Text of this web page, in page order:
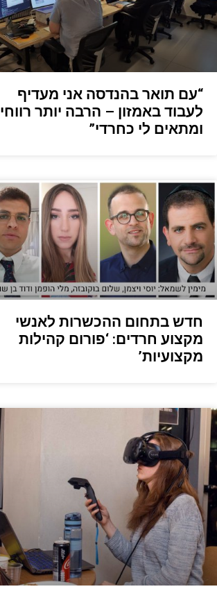
“עם תואר בהנדסה אני מעדיף
לעבוד באמזון – הרבה יותר רווחי
ומתאים לי כחרדי”
חדש בתחום ההכשרות לאנשי
מקצוע חרדים: ‘פורום קהילות
מקצועיות’